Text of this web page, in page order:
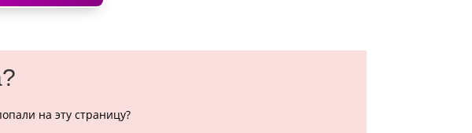
на эту страницу?